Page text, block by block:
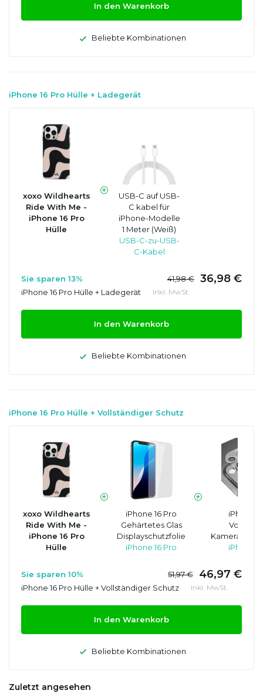
In den Warenkorb
Beliebte Kombinationen
iPhone 16 Pro Hülle + Ladegerät
xoxo Wildhearts
Ride With Me -
iPhone 16 Pro
Hülle
USB-C auf USB-
C kabel für
iPhone-Modelle
1 Meter (Weiß)
USB-C-zu-USB-
C-Kabel
Sie sparen 13% 41,98 € 36,98 €
iPhone 16 Pro Hülle + Ladegerät Inkl. MwSt.
In den Warenkorb
Beliebte Kombinationen
iPhone 16 Pro Hülle + Vollständiger Schutz
xoxo Wildhearts
Ride With Me -
iPhone 16 Pro
Hülle
iPhone 16 Pro
Gehärtetes Glas
Displayschutzfolie
iPhone 16 Pro
iPhone
iPhone
Sie sparen 10% 51,97 € 46,97 €
iPhone 16 Pro Hülle + Vollständiger Schutz Inkl. MwSt.
In den Warenkorb
Beliebte Kombinationen
Zuletzt angesehen